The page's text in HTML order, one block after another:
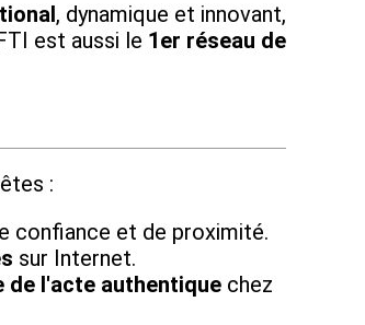
, dynamique et innovant,
est aussi le 1er réseau de
:
confiance et de proximité.
sur Internet.
de l'acte authentique chez